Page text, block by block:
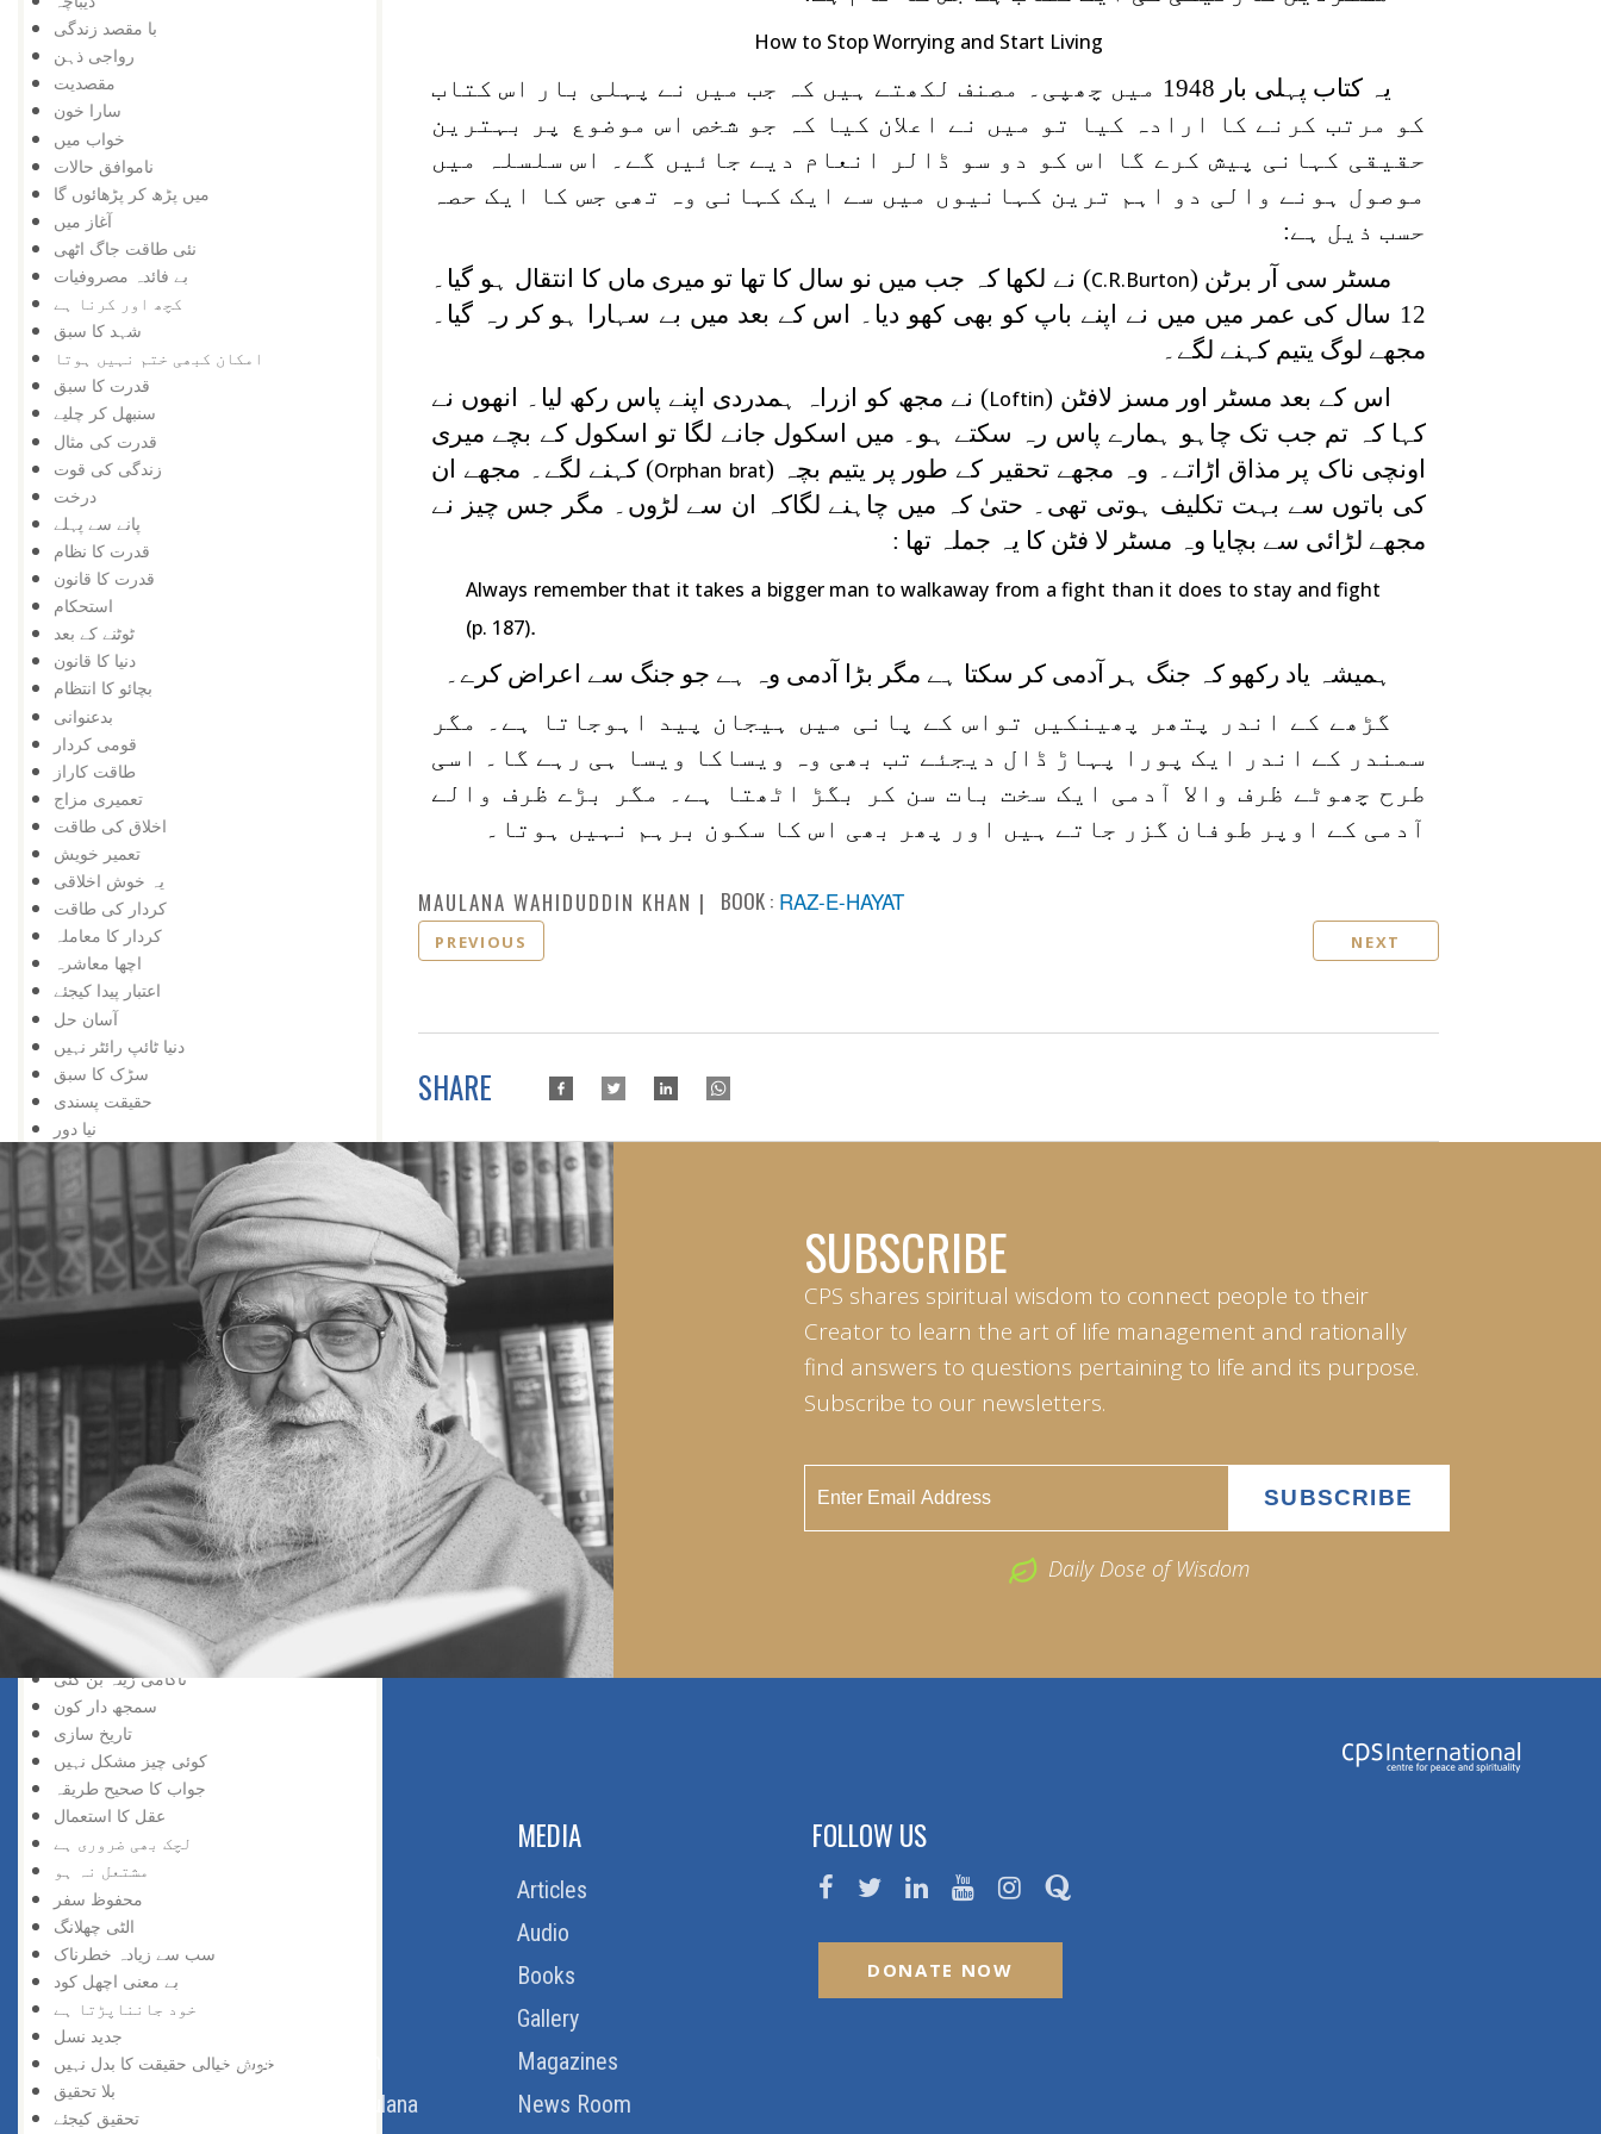
با مقصد زندگی
رواجی ذہن
مقصدیت
سارا خون
خواب میں
ناموافق حالات
میں پڑھ کر پڑھائوں گا
آغاز میں
نئی طاقت جاگ اٹھی
بے فائدہ مصروفیات
کچھ اور کرنا ہے
شہد کا سبق
امکان کبھی ختم نہیں ہوتا
قدرت کا سبق
سنبھل کر چلیے
قدرت کی مثال
زندگی کی قوت
درخت
پانے سے پہلے
قدرت کا نظام
قدرت کا قانون
استحکام
ٹوٹنے کے بعد
دنیا کا قانون
بچائو کا انتظام
بدعنوانی
قومی کردار
طاقت کاراز
تعمیری مزاج
اخلاق کی طاقت
تعمیر خویش
یہ خوش اخلاقی
کردار کی طاقت
کردار کا معاملہ
اچھا معاشرہ
اعتبار پیدا کیجئے
آسان حل
دنیا ٹائپ رائٹر نہیں
سڑک کا سبق
حقیقت پسندی
نیا دور
خود کشی نہیں
اور تالا کھل گیا
شوق کافی ہے
زبان درازی
حقیقت پسندی نہ کہ شوق
دشمنی کے وقت بھی
تعلیم کی اہمیت
اپنی کوشش سے
ایک کے بعد دوسرا
مواقع کا استعمال
ہار میں جیت
کامیابی کے لیے
کمی کی تلافی
بربادی کے بعد بھی
تم غریب نہیں ، دولت مند ہو
کمزوری نعمت ثابت ہوئی
سڑک بند ہے
افسوس نہ کیجئے
ناکامی زینہ بن گئی
سمجھ دار کون
تاریخ سازی
کوئی چیز مشکل نہیں
جواب کا صحیح طریقہ
عقل کا استعمال
لچک بھی ضروری ہے
مشتعل نہ ہو
محفوظ سفر
الٹی چھلانگ
سب سے زیادہ خطرناک
بے معنی اچھل کود
خود جانناپڑتا ہے
جدید نسل
خوش خیالی حقیقت کا بدل نہیں
بلا تحقیق
تحقیق کیجئے
How to Stop Worrying and Start Living
یہ کتاب پہلی بار 1948 میں چھپی۔ مصنف لکھتے ہیں کہ جب میں نے پہلی بار اس کتاب
کو مرتب کرنے کا ارادہ کیا تو میں نے اعلان کیا کہ جو شخص اس موضوع پر بہترین
حقیقی کہانی پیش کرے گا اس کو دو سو ڈالر انعام دیے جائیں گے۔ اس سلسلہ میں
موصول ہونے والی دو اہم ترین کہانیوں میں سے ایک کہانی وہ تھی جس کا ایک حصہ
حسب ذیل ہے:
مسٹر سی آر برٹن (C.R.Burton) نے لکھا کہ جب میں نو سال کا تھا تو میری ماں کا انتقال ہو گیا۔
12 سال کی عمر میں میں نے اپنے باپ کو بھی کھو دیا۔ اس کے بعد میں بے سہارا ہو کر رہ گیا۔
مجھے لوگ یتیم کہنے لگے۔
اس کے بعد مسٹر اور مسز لافٹن (Loftin) نے مجھ کو ازراہ ہمدردی اپنے پاس رکھ لیا۔ انھوں نے
کہا کہ تم جب تک چاہو ہمارے پاس رہ سکتے ہو۔ میں اسکول جانے لگا تو اسکول کے بچے میری
اونچی ناک پر مذاق اڑاتے۔ وہ مجھے تحقیر کے طور پر یتیم بچہ (Orphan brat) کہنے لگے۔ مجھے ان
کی باتوں سے بہت تکلیف ہوتی تھی۔ حتیٰ کہ میں چاہنے لگاکہ ان سے لڑوں۔ مگر جس چیز نے
مجھے لڑائی سے بچایا وہ مسٹر لا فٹن کا یہ جملہ تھا :
Always remember that it takes a bigger man to walkaway from a fight than it does to stay and fight
(p. 187).
ہمیشہ یاد رکھو کہ جنگ ہر آدمی کر سکتا ہے مگر بڑا آدمی وہ ہے جو جنگ سے اعراض کرے۔
گڑھے کے اندر پتھر پھینکیں تواس کے پانی میں ہیجان پید اہوجاتا ہے۔ مگر
سمندر کے اندر ایک پورا پہاڑ ڈال دیجئے تب بھی وہ ویساکا ویسا ہی رہے گا۔ اسی
طرح چھوٹے ظرف والا آدمی ایک سخت بات سن کر بگڑ اٹھتا ہے۔ مگر بڑے ظرف والے
آدمی کے اوپر طوفان گزر جاتے ہیں اور پھر بھی اس کا سکون برہم نہیں ہوتا۔
MAULANA WAHIDUDDIN KHAN BOOK : RAZ-E-HAYAT
PREVIOUS NEXT
SHARE
SUBSCRIBE
CPS shares spiritual wisdom to connect people to their
Creator to learn the art of life management and rationally
find answers to questions pertaining to life and its purpose.
Subscribe to our newsletters.
Daily Dose of Wisdom
Order Free Quran
Thoughts Of Maulana
MEDIA
Articles
Audio
Books
Gallery
Magazines
News Room
FOLLOW US
DONATE NOW